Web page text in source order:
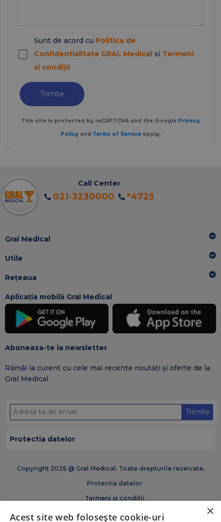
Sunt de acord cu Politica de
Confidentialitate GRAL Medical si Termeni
si condiții
Trimite
This site is protected by reCAPTCHA and the Google Privacy
Policy and Terms of Serviceapply.
Call Center
021-3230000 *4725
Gral Medical
Utile
Rețeaua
Aplicația mobilă Gral Medical
Aboneaza-te la newsletter
Rămâi la curent cu cele mai recente noutăți și oferte de la
Gral Medical
Trimite
Protectia datelor
Copyright 2026 @ Gral Medical. Toate drepturile rezervate.
Protectia datelor
Termeni si conditii
Politica de cookies
×
Acest site web folosește cookie-uri